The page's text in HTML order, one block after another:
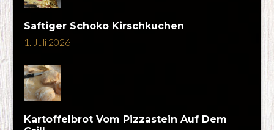
Saftiger Schoko Kirschkuchen
1. Juli 2026
Kartoffelbrot Vom Pizzastein Auf Dem